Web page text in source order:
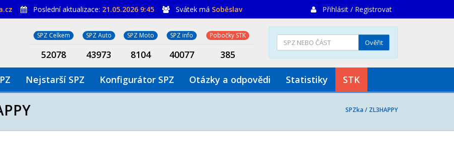
Poslední aktualizace: 21.05.2026 9:45 Svátek má Soběslav Přihlásit / Registrovat
SPZ Celkem SPZ Auto SPZ Moto SPZ info Pobočky STK
52078 43973 8104 40077 385
Ověřit
Nejstarší SPZ Konfigurátor SPZ Otázky a odpovědi Statistiky STK
SPZka / ZL3HAPPY